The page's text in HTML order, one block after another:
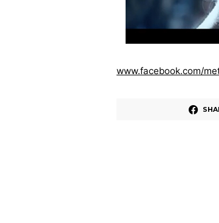
www.facebook.com/